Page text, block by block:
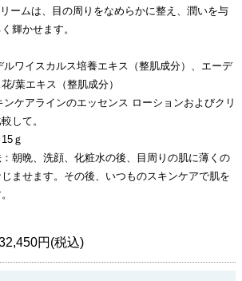
ームは、目の周りをなめらかに整え、潤いを与
輝かせます。
ルワイスカルス培養エキス（整肌成分）、エーデ
/葉エキス（整肌成分）
ンケアラインのエッセンス ローションおよびクリ
して。
ｇ
朝晩、洗顔、化粧水の後、目周りの肌に薄くの
ませます。その後、いつものスキンケアで肌を
円(税込)